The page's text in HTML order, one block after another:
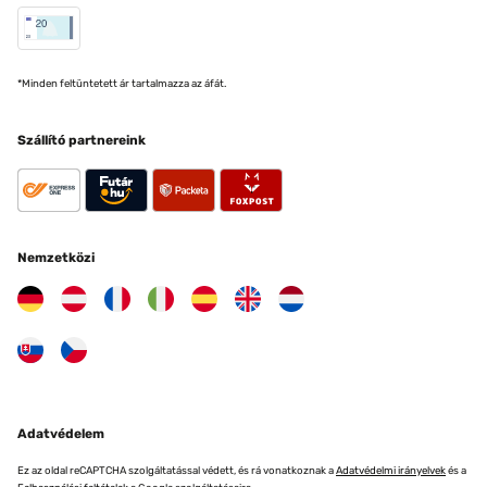
*Minden feltüntetett ár tartalmazza az áfát.
Szállító partnereink
Nemzetközi
Adatvédelem
Ez az oldal reCAPTCHA szolgáltatással védett, és rá vonatkoznak aAdatvédelmi irányelvekés a